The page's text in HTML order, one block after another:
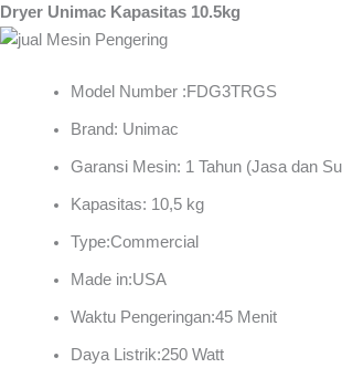
Dryer Unimac Kapasitas 10.5kg
Model Number :FDG3TRGS
Brand: Unimac
Garansi Mesin: 1 Tahun (Jasa dan
Kapasitas: 10,5 kg
Type:Commercial
Made in:USA
Waktu Pengeringan:45 Menit
Daya Listrik:250 Watt